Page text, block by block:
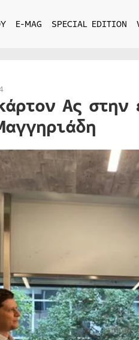
E-MAG SPECIAL EDITION
Ας